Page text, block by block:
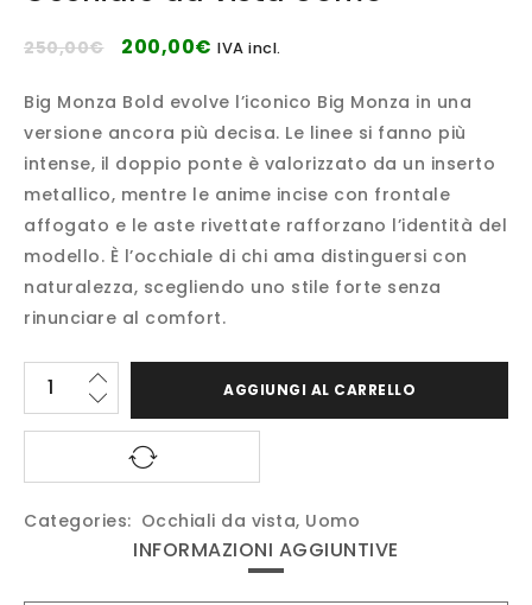
250,00€ 200,00€ IVA incl.
Big Monza Bold evolve l’iconico Big Monza in una
versione ancora più decisa. Le linee si fanno più
intense, il doppio ponte è valorizzato da un inserto
metallico, mentre le anime incise con frontale
affogato e le aste rivettate rafforzano l’identità del
modello. È l’occhiale di chi ama distinguersi con
naturalezza, scegliendo uno stile forte senza
rinunciare al comfort.
AGGIUNGI AL CARRELLO
Categories: Occhiali da vista, Uomo
INFORMAZIONI AGGIUNTIVE